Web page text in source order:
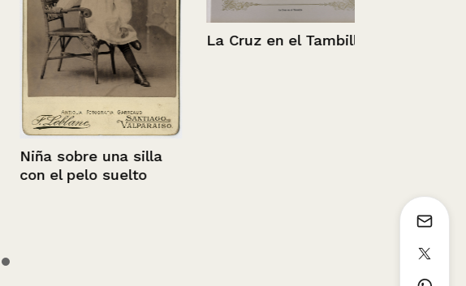
Niña sobre una silla
con el pelo suelto
La Cruz en el Tambillo